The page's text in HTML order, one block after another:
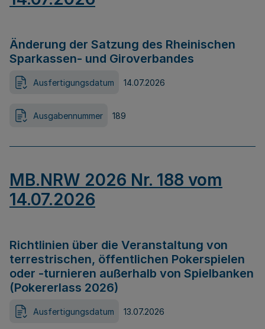
Änderung der Satzung des Rheinischen
Sparkassen- und Giroverbandes
Ausfertigungsdatum 14.07.2026
Ausgabennummer 189
MB.NRW 2026 Nr. 188 vom
14.07.2026
Richtlinien über die Veranstaltung von
terrestrischen, öffentlichen Pokerspielen
oder -turnieren außerhalb von Spielbanken
(Pokererlass 2026)
Ausfertigungsdatum 13.07.2026